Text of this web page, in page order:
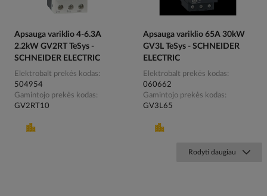
Apsauga variklio 4-6.3A
2.2kW GV2RT TeSys -
SCHNEIDER ELECTRIC
Elektrobalt prekės kodas
504954
Gamintojo prekės kodas
GV2RT10
Apsauga variklio 65A 30kW
GV3L TeSys - SCHNEIDER
ELECTRIC
Elektrobalt prekės kodas
060662
Gamintojo prekės kodas
GV3L65
Rodyti daugiau